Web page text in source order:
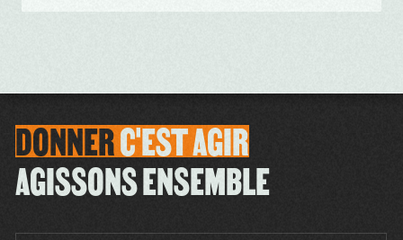
DONNERC'ESTAGIR
AGISSONS ENSEMBLE